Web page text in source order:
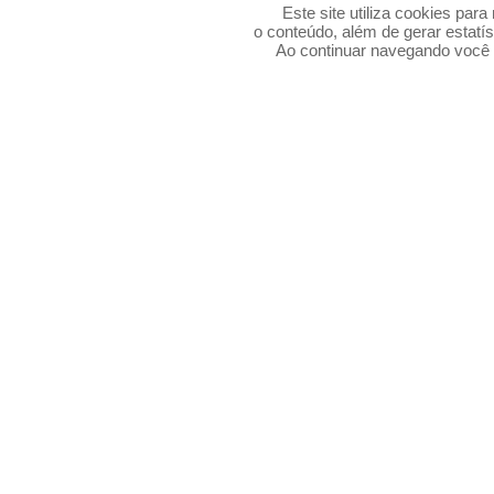
Este site utiliza cookies
o conteúdo, além de gerar
Ao continuar navegando